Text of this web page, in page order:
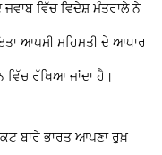
ਵਿੱਚ ਵਿਦੇਸ਼ ਮੰਤਰਾਲੇ ਨੇ
ਆਪਸੀ ਸਹਿਮਤੀ ਦੇ ਆਧਾਰ
ਵਿੱਚ ਰੱਖਿਆ ਜਾਂਦਾ ਹੈ।
ਬਾਰੇ ਭਾਰਤ ਆਪਣਾ ਰੁਖ਼